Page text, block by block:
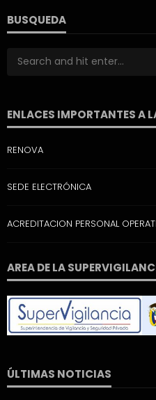
BUSQUEDA
ENLACES IMPORTANTES A
RENOVA
SEDE ELECTRÓNICA
ACREDITACION PERSONAL
AREA DE LA
ÚLTIMAS NOTICIAS